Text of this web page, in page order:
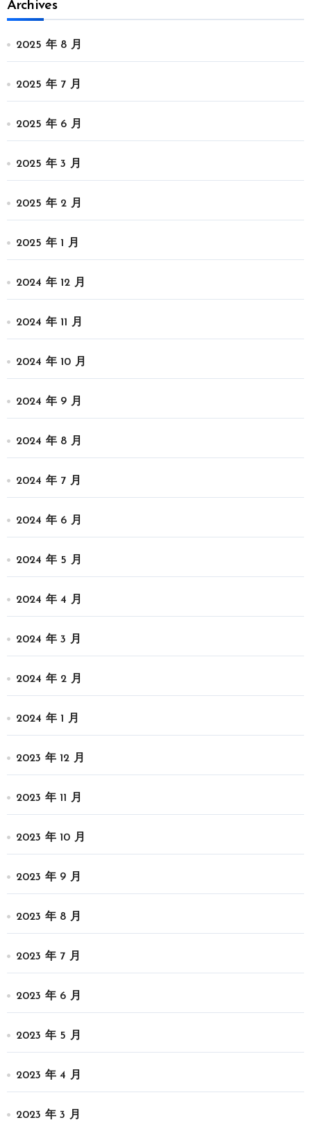
Archives
2025 年 8 月
2025 年 7 月
2025 年 6 月
2025 年 3 月
2025 年 2 月
2025 年 1 月
2024 年 12 月
2024 年 11 月
2024 年 10 月
2024 年 9 月
2024 年 8 月
2024 年 7 月
2024 年 6 月
2024 年 5 月
2024 年 4 月
2024 年 3 月
2024 年 2 月
2024 年 1 月
2023 年 12 月
2023 年 11 月
2023 年 10 月
2023 年 9 月
2023 年 8 月
2023 年 7 月
2023 年 6 月
2023 年 5 月
2023 年 4 月
2023 年 3 月